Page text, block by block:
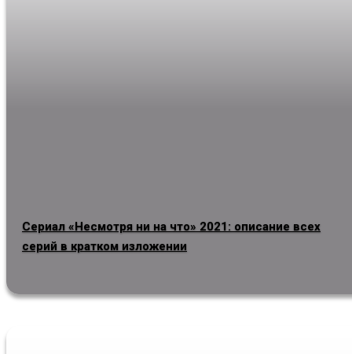
Сериал «Несмотря ни на что» 2021: описание всех
серий в кратком изложении